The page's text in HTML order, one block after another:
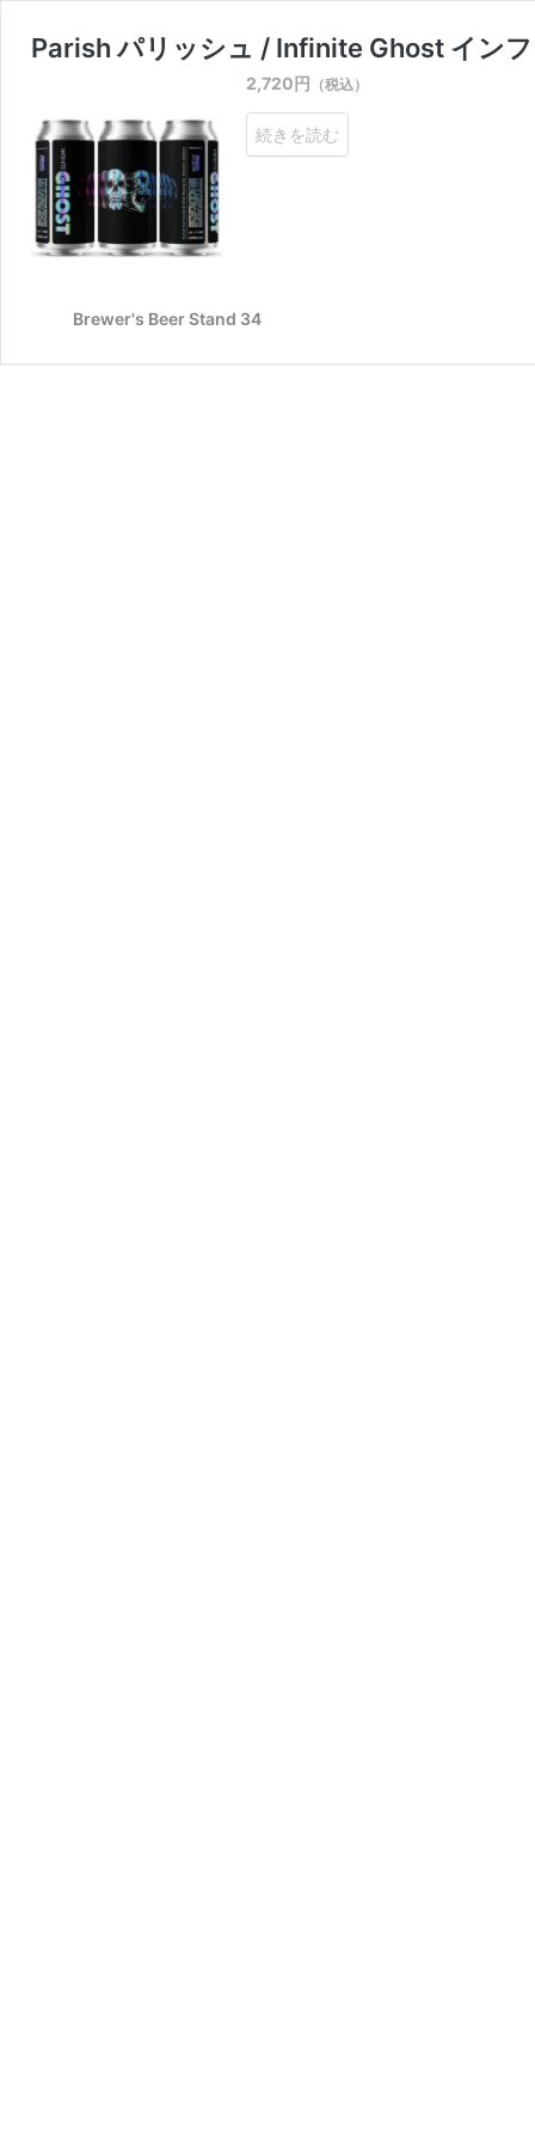
Parish パリッシュ / Infinite Ghost イン
2,720円 （税込）
続きを読む
Brewer's Beer Stand 34